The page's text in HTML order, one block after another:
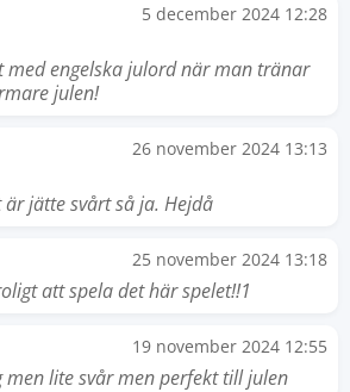
5 december 2024 12:28
med engelska julord när man tränar
julen!
26 november 2024 13:13
jätte svårt så ja. Hejdå
25 november 2024 13:18
att spela det här spelet!!1
19 november 2024 12:55
men lite svår men perfekt till julen